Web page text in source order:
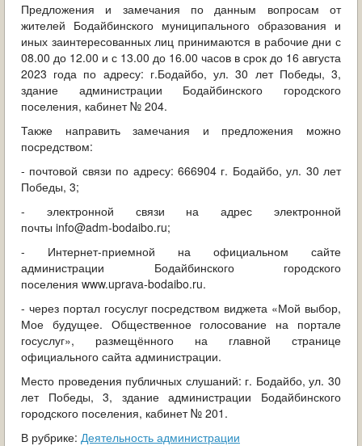
Предложения и замечания по данным вопросам от
жителей Бодайбинского муниципального образования и
иных заинтересованных лиц принимаются в рабочие дни с
08.00 до 12.00 и с 13.00 до 16.00 часов в срок до 16 августа
2023 года по адресу: г.Бодайбо, ул. 30 лет Победы, 3,
здание администрации Бодайбинского городского
поселения, кабинет № 204.
Также направить замечания и предложения можно
посредством:
- почтовой связи по адресу: 666904 г. Бодайбо, ул. 30 лет
Победы, 3;
- электронной связи на адрес электронной
почты info@adm-bodaibo.ru;
- Интернет-приемной на официальном сайте
администрации Бодайбинского городского
поселения www.uprava-bodaibo.ru.
- через портал госуслуг посредством виджета «Мой выбор,
Мое будущее. Общественное голосование на портале
госуслуг», размещённого на главной странице
официального сайта администрации.
Место проведения публичных слушаний: г. Бодайбо, ул. 30
лет Победы, 3, здание администрации Бодайбинского
городского поселения, кабинет № 201.
В рубрике: Деятельность администрации